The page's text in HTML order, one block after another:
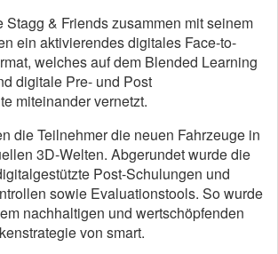
Stagg & Friends zusammen mit seinem
ein aktivierendes digitales Face-to-
welches auf dem Blended Learning
digitale Pre- und Post
miteinander vernetzt.
die Teilnehmer die neuen Fahrzeuge in
3D-Welten. Abgerundet wurde die
Post-Schulungen und
sowie Evaluationstools. So wurde
nachhaltigen und wertschöpfenden
von smart.